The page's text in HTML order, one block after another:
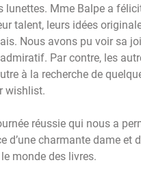
lunettes. Mme Balpe a
talent, leurs idées
Nous avons pu voir sa
Par contre, les
à la recherche de
wishlist.
réussie qui nous a
d’une charmante dame et
monde des livres.